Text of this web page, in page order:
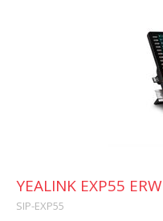
YEALINK EXP55
SIP-EXP55